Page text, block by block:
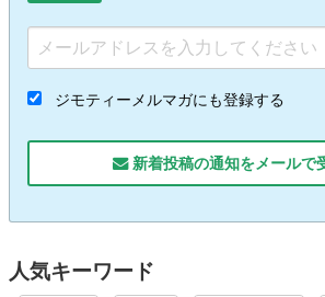
ジモティーメルマガにも登録する
新着投稿の通知をメールで
人気キーワード